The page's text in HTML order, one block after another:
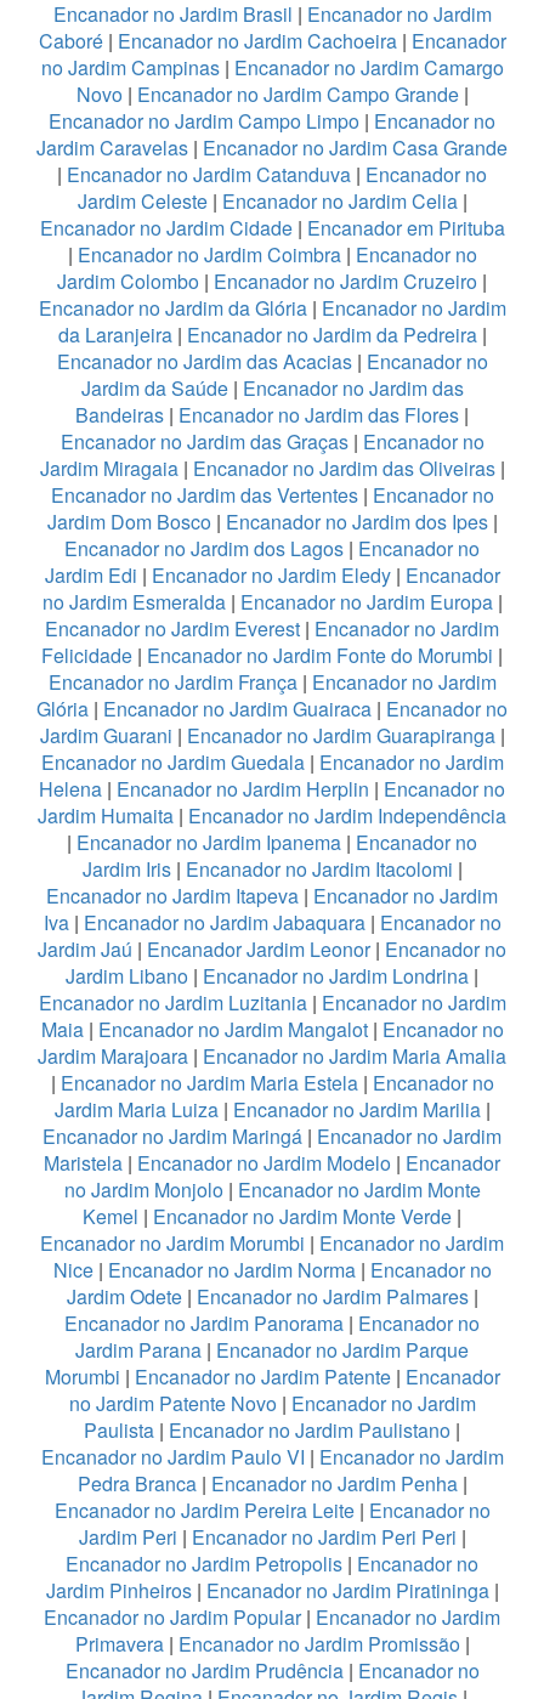
Encanador no Jardim Brasil | Encanador no Jardim
Caboré| Encanador no Jardim Cachoeira| Encanador
no Jardim Campinas| Encanador no Jardim Camargo
Novo| Encanador no Jardim Campo Grande|
Encanador no Jardim Campo Limpo | Encanador no
Jardim Caravelas | Encanador no Jardim Casa Grande
| Encanador no Jardim Catanduva | Encanador no
Jardim Celeste| Encanador no Jardim Celia|
Encanador no Jardim Cidade| Encanador em Pirituba
| Encanador no Jardim Coimbra| Encanador no
Jardim Colombo | Encanador no Jardim Cruzeiro |
Encanador no Jardim da Glória| Encanador no Jardim
da Laranjeira| Encanador no Jardim da Pedreira|
Encanador no Jardim das Acacias| Encanador no
Jardim da Saúde| Encanador no Jardim das
Bandeiras | Encanador no Jardim das Flores |
Encanador no Jardim das Graças| Encanador no
Jardim Miragaia| Encanador no Jardim das Oliveiras|
Encanador no Jardim das Vertentes| Encanador no
Jardim Dom Bosco| Encanador no Jardim dos Ipes|
Encanador no Jardim dos Lagos | Encanador no
Jardim Edi | Encanador no Jardim Eledy| Encanador
no Jardim Esmeralda| Encanador no Jardim Europa|
Encanador no Jardim Everest | Encanador no Jardim
Felicidade | Encanador no Jardim Fonte do Morumbi |
Encanador no Jardim França| Encanador no Jardim
Glória | Encanador no Jardim Guairaca | Encanador no
Jardim Guarani | Encanador no Jardim Guarapiranga|
Encanador no Jardim Guedala| Encanador no Jardim
Helena | Encanador no Jardim Herplin | Encanador no
Jardim Humaita | Encanador no Jardim Independência
| Encanador no Jardim Ipanema | Encanador no
Jardim Iris| Encanador no Jardim Itacolomi |
Encanador no Jardim Itapeva | Encanador no Jardim
Iva| Encanador no Jardim Jabaquara| Encanador no
Jardim Jaú | Encanador Jardim Leonor| Encanador no
Jardim Libano | Encanador no Jardim Londrina |
Encanador no Jardim Luzitania| Encanador no Jardim
Maia| Encanador no Jardim Mangalot| Encanador no
Jardim Marajoara | Encanador no Jardim Maria Amalia
| Encanador no Jardim Maria Estela| Encanador no
Jardim Maria Luiza| Encanador no Jardim Marilia|
Encanador no Jardim Maringá | Encanador no Jardim
Maristela | Encanador no Jardim Modelo | Encanador
no Jardim Monjolo| Encanador no Jardim Monte
Kemel | Encanador no Jardim Monte Verde |
Encanador no Jardim Morumbi | Encanador no Jardim
Nice| Encanador no Jardim Norma| Encanador no
Jardim Odete| Encanador no Jardim Palmares|
Encanador no Jardim Panorama | Encanador no
Jardim Parana | Encanador no Jardim Parque
Morumbi | Encanador no Jardim Patente| Encanador
no Jardim Patente Novo| Encanador no Jardim
Paulista | Encanador no Jardim Paulistano |
Encanador no Jardim Paulo VI | Encanador no Jardim
Pedra Branca| Encanador no Jardim Penha|
Encanador no Jardim Pereira Leite| Encanador no
Jardim Peri | Encanador no Jardim Peri Peri |
Encanador no Jardim Petropolis | Encanador no
Jardim Pinheiros| Encanador no Jardim Piratininga|
Encanador no Jardim Popular| Encanador no Jardim
Primavera| Encanador no Jardim Promissão|
Encanador no Jardim Prudência| Encanador no